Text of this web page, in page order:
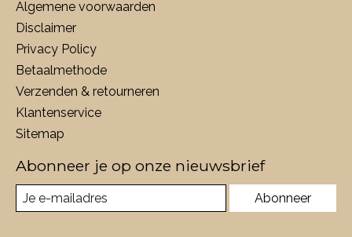
Algemene voorwaarden
Disclaimer
Privacy Policy
Betaalmethode
Verzenden & retourneren
Klantenservice
Sitemap
Abonneer je op onze nieuwsbrief
Abonneer